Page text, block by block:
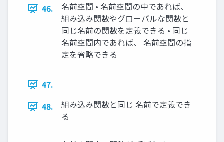
46.
名前空間 • 名前空間の中であれば、
組み込み関数やグローバルな関数と
同じ名前の関数を定義できる • 同じ
名前空間内であれば、 名前空間の指
定を省略できる
47.
48.
組み込み関数と同じ 名前で定義でき
る